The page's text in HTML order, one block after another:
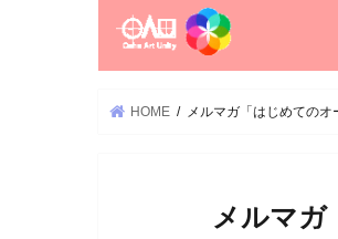
HOME メルマガ「はじめての
メルマガ